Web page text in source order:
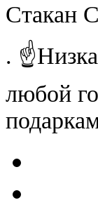
Стакан
.
любой